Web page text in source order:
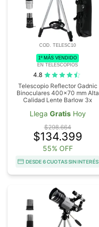
COD. TELESC10
1º MÁS VENDIDO
EN TELESCOPIOS
4.8
Telescopio Reflector Gadnic
Binoculares 400x70 mm Alta
Calidad Lente Barlow 3x
Llega GratisHoy
$298.664
$134.399
55% OFF
DESDE 6 CUOTAS SIN INTERÉS